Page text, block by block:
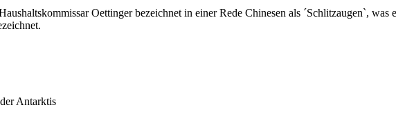
Oettinger bezeichnet in einer Rede Chinesen als ´Schlitzaugen`, was
Antarktis